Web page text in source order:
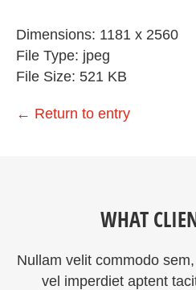
Dimensions: 1181 x 2560
File Type: jpeg
File Size: 521 KB
← Return to entry
WHAT
Nullam velit commodo
vel imperdiet aptent